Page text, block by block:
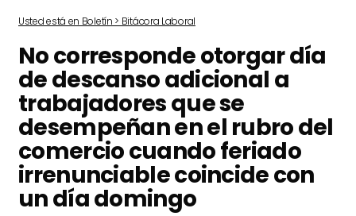
Usted está en Boletín > Bitácora Laboral
No corresponde otorgar día
de descanso adicional a
trabajadores que se
desempeñan en el rubro del
comercio cuando feriado
irrenunciable coincide con
un día domingo